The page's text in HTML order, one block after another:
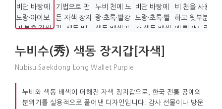
누비수(秀) 색동 장지갑[자색]
Nubisu Saekdong Long Wallet Purple
누비와 색동 배색이 더해진 자색 장지갑으로, 한국 전통 공예의
분위기를 실용적으로 풀어낸 디자인입니다. 감사 선물이나 방문